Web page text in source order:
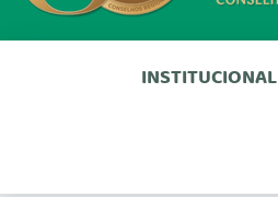
INSTITUCIONAL